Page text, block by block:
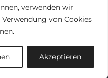
verwenden wir
von Cookies
Akzeptieren